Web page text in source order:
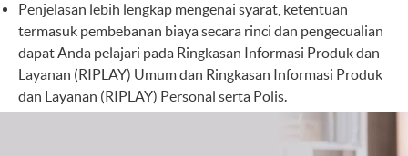
Penjelasan lebih lengkap mengenai syarat, ketentuan
termasuk pembebanan biaya secara rinci dan pengecualian
dapat Anda pelajari pada Ringkasan Informasi Produk dan
Layanan (RIPLAY) Umum dan Ringkasan Informasi Produk
dan Layanan (RIPLAY) Personal serta Polis.